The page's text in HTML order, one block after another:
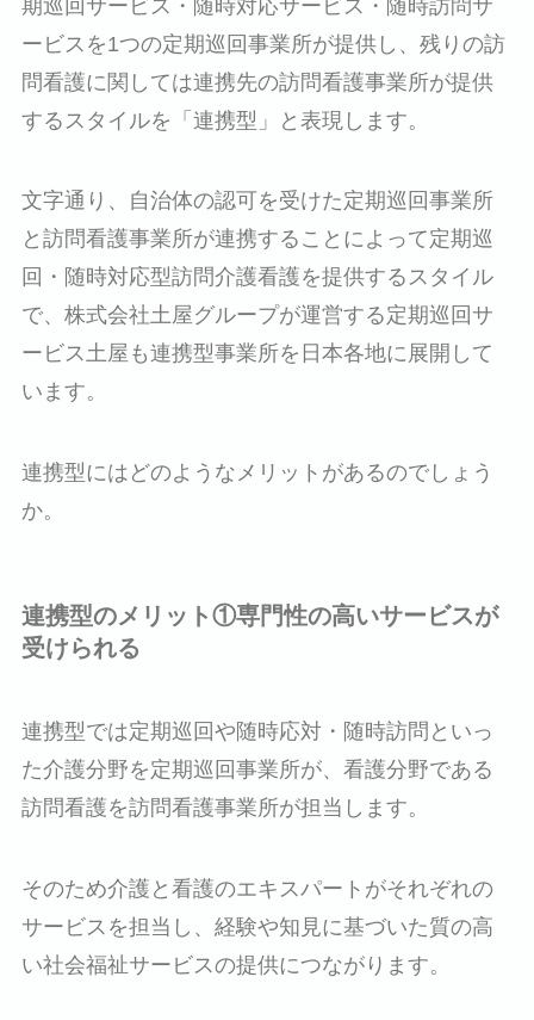
期巡回サービス・随時対応サービス・随時訪問サ
ービスを1つの定期巡回事業所が提供し、残りの訪
問看護に関しては連携先の訪問看護事業所が提供
するスタイルを「連携型」と表現します。
文字通り、自治体の認可を受けた定期巡回事業所
と訪問看護事業所が連携することによって定期巡
回・随時対応型訪問介護看護を提供するスタイル
で、株式会社土屋グループが運営する定期巡回サ
ービス土屋も連携型事業所を日本各地に展開して
います。
連携型にはどのようなメリットがあるのでしょう
か。
連携型のメリット①専門性の高いサービスが
受けられる
連携型では定期巡回や随時応対・随時訪問といっ
た介護分野を定期巡回事業所が、看護分野である
訪問看護を訪問看護事業所が担当します。
そのため介護と看護のエキスパートがそれぞれの
サービスを担当し、経験や知見に基づいた質の高
い社会福祉サービスの提供につながります。